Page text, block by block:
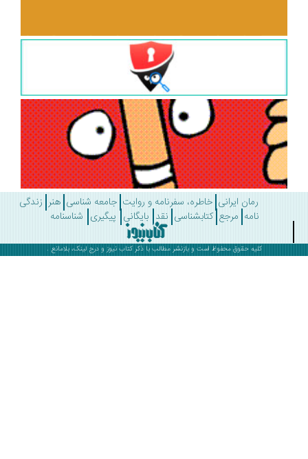
رمان ایرانی خاطره، سفرنامه و روایت جامعه شناسی هنر زندگی
مرجع کتابشناسی نقد بایگانی پیگیری شناسنامه
کلیه حقوق محفوظ است و بازنشر مطالب با ذکرکتاب نیوزو درج لینک، بلامانع .